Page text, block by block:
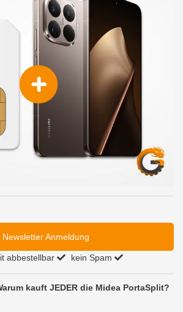
Newsletter Anmeldung
abbestellbar kein Spam
kauft JEDER die Midea PortaSplit?